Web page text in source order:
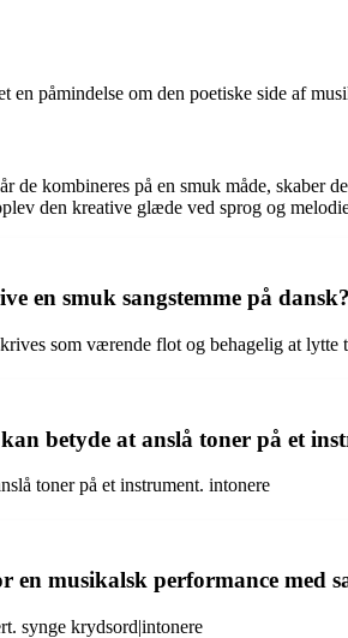
en påmindelse om den poetiske side af
de kombineres på en smuk måde, skaber
den kreative glæde ved sprog og
en smuk sangstemme på dansk?
som værende flot og behagelig at
betyde at anslå toner på et
toner på et instrument. intonere
en musikalsk performance med
synge krydsord|intonere